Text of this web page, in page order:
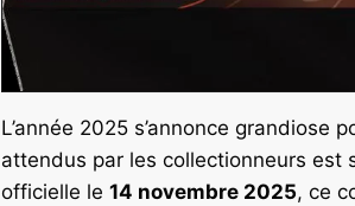
L’année 2025 s’annonce grandiose
attendus par les collectionneurs est
officielle le 14 novembre 2025, ce